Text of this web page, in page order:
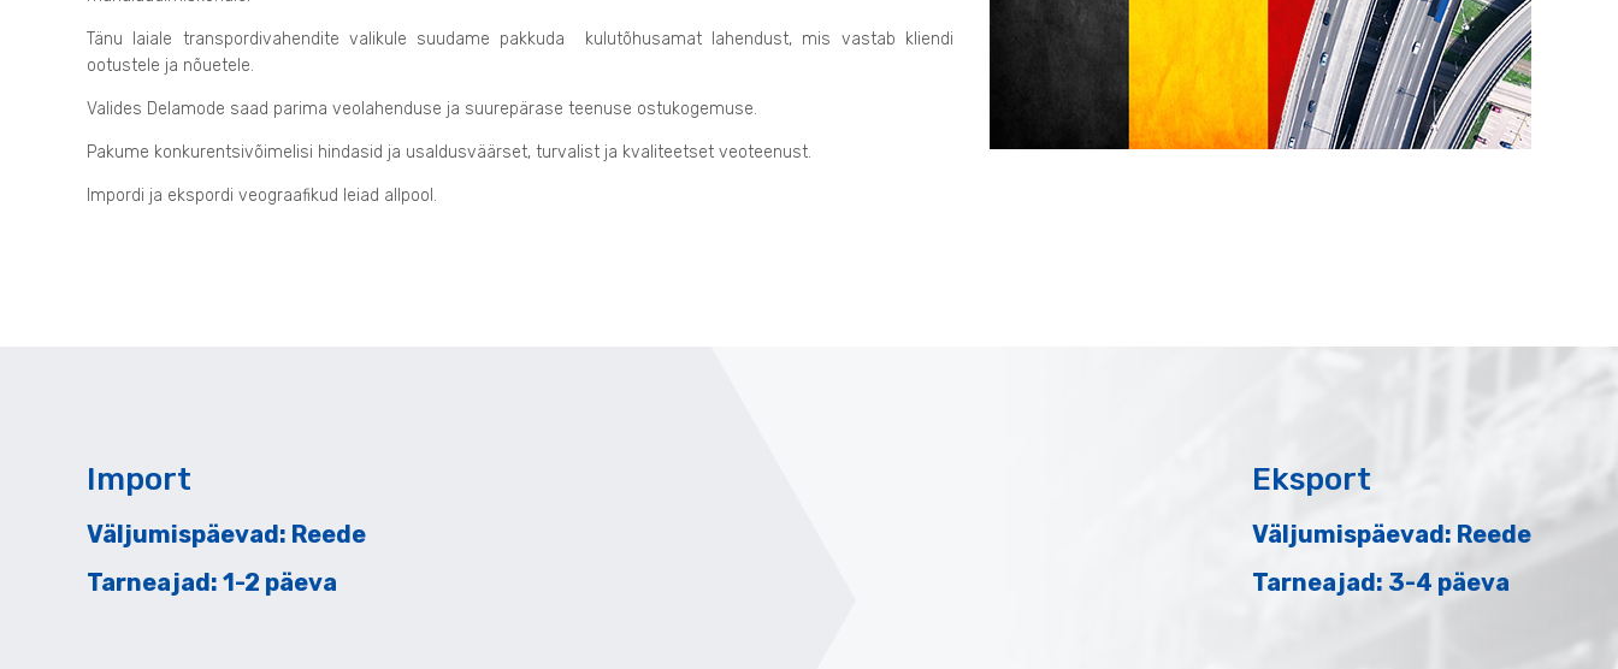
Tänu laiale transpordivahendite valikule suudame pakkuda kulutõhusamat lahendust, mis vastab kliendi
ootustele ja nõuetele.
Valides Delamode saad parima veolahenduse ja suurepärase teenuse ostukogemuse.
Pakume konkurentsivõimelisi hindasid ja usaldusväärset, turvalist ja kvaliteetset veoteenust.
Impordi ja ekspordi veograafikud leiad allpool.
Import
Väljumispäevad: Reede
Tarneajad: 1-2 päeva
Eksport
Väljumispäevad: Reede
Tarneajad: 3-4 päeva